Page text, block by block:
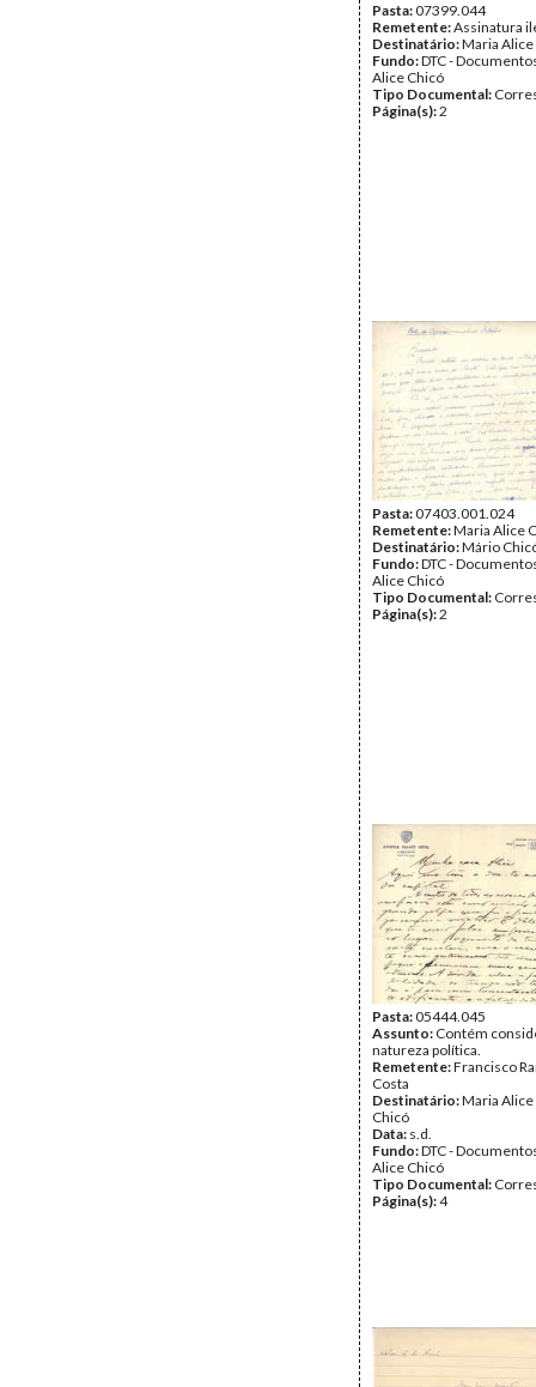
Pasta:07399.044
Remetente:Assinatura
Destinatário:Maria Alice
Fundo:DTC -
Alice Chicó
Tipo Documental:
Página(s):2
Pasta:07403.001.024
Remetente:Maria Alice
Destinatário:Mário
Fundo:DTC -
Alice Chicó
Tipo Documental:
Página(s):2
Pasta:05444.045
Assunto: Contém
natureza política.
Remetente:Francisco
Costa
Destinatário:Maria Alice
Chicó
Data: s.d.
Fundo:DTC -
Alice Chicó
Tipo Documental:
Página(s):4